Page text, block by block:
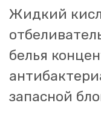
Жидкий
белья
запасной